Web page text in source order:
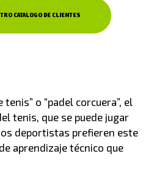
CATALOGO DE CLIENTES
o “padel corcuera”, el
tenis, que se puede jugar
deportistas prefieren este
aprendizaje técnico que